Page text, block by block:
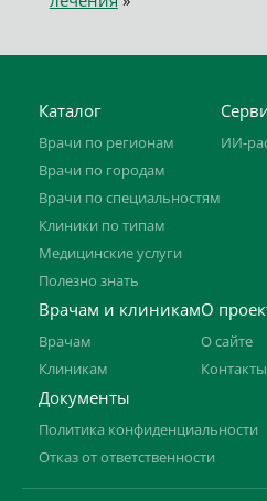
Каталог
Врачи по регионам
Врачи по городам
Врачи по специальностям
Клиники по типам
Медицинские услуги
Полезно знать
ИИ-
Врачам и клиникам
Врачам
Клиникам
О
О сайте
Контакты
Документы
Политика конфиденциальности
Отказ от ответственности